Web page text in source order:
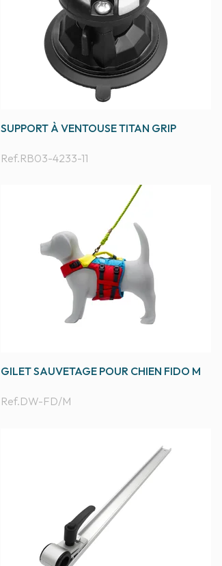
SUPPORT À VENTOUSE TITAN GRIP
Ref.RB03-4233-11
GILET SAUVETAGE POUR CHIEN FIDO M
Ref.DW-FD/M